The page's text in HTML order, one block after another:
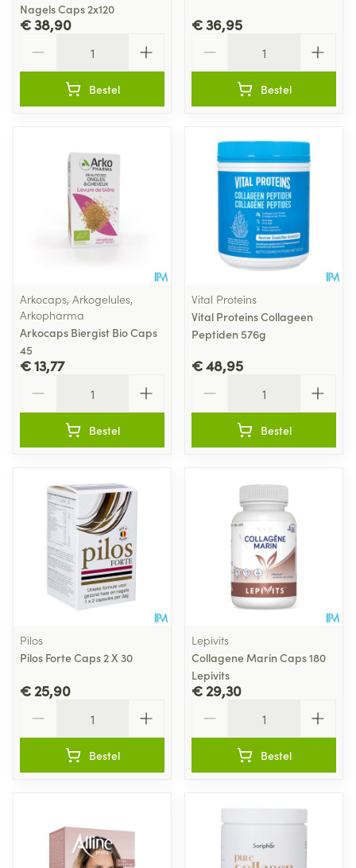
Nagels Caps 2x120
€ 38,90
Bestel
€ 36,95
Bestel
Arkocaps, Arkogelules,
Arkopharma
Arkocaps Biergist Bio Caps
45
€ 13,77
Bestel
Vital Proteins
Vital Proteins Collageen
Peptiden 576g
€ 48,95
Bestel
Pilos
Pilos Forte Caps 2 X 30
€ 25,90
Bestel
Lepivits
Collagene Marin Caps 180
Lepivits
€ 29,30
Bestel